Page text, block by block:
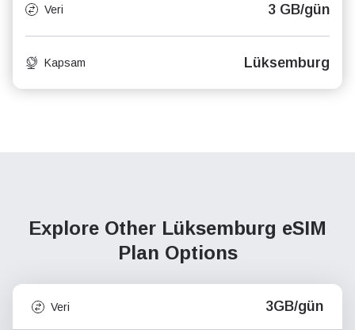
Veri 3 GB/gün
Kapsam Lüksemburg
Explore Other Lüksemburg eSIM
Plan Options
Veri 3GB/gün